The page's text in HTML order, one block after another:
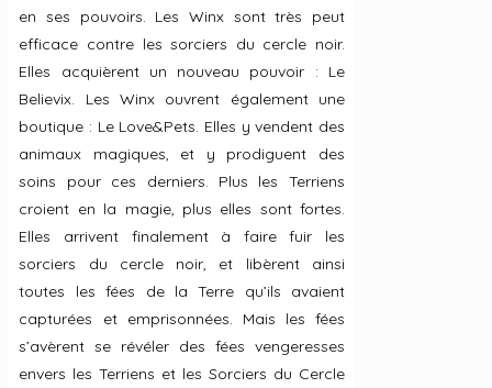
en ses pouvoirs. Les Winx sont très peut
efficace contre les sorciers du cercle noir.
Elles acquièrent un nouveau pouvoir : Le
Believix. Les Winx ouvrent également une
boutique : Le Love&Pets. Elles y vendent des
animaux magiques, et y prodiguent des
soins pour ces derniers. Plus les Terriens
croient en la magie, plus elles sont fortes.
Elles arrivent finalement à faire fuir les
sorciers du cercle noir, et libèrent ainsi
toutes les fées de la Terre qu’ils avaient
capturées et emprisonnées. Mais les fées
s’avèrent se révéler des fées vengeresses
envers les Terriens et les Sorciers du Cercle